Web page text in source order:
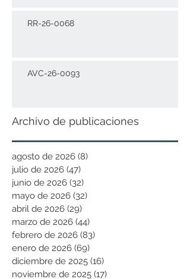
RR-26-0068
AVC-26-0093
Archivo de publicaciones
agosto de 2026 (8)
julio de 2026 (47)
junio de 2026 (32)
mayo de 2026 (32)
abril de 2026 (29)
marzo de 2026 (44)
febrero de 2026 (83)
enero de 2026 (69)
diciembre de 2025 (16)
noviembre de 2025 (17)